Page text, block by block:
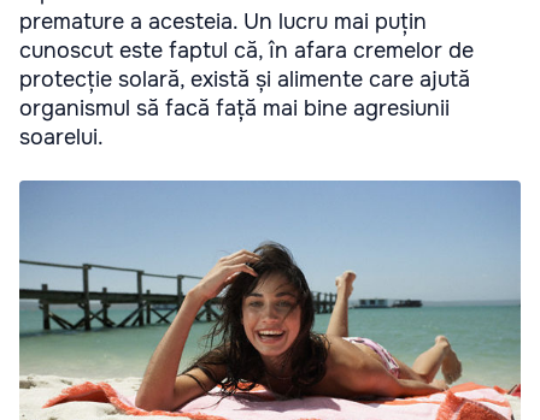
premature a acesteia. Un lucru mai puțin
cunoscut este faptul că, în afara cremelor de
protecție solară, există și alimente care ajută
organismul să facă față mai bine agresiunii
soarelui.